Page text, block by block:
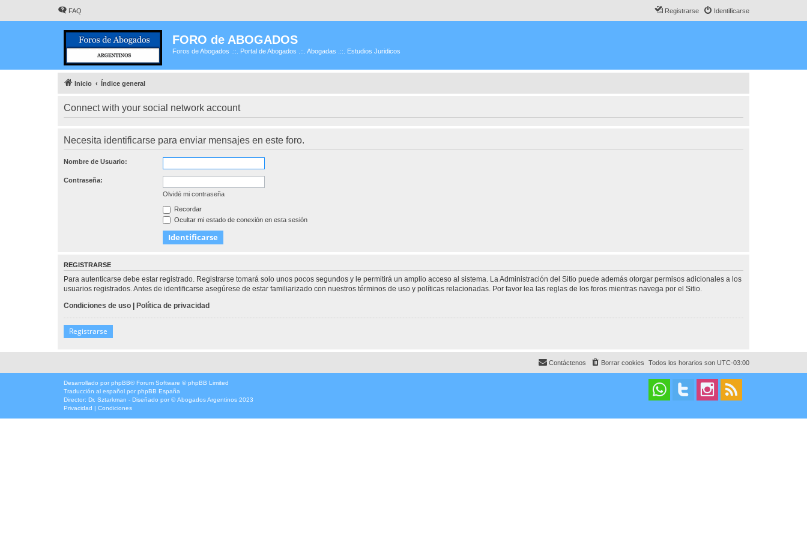
FAQ Identificarse
Registrarse
FORO de ABOGADOS
Foros de Abogados .::. Portal de Abogados .::. Abogadas .::. Estudios Juridicos
Inicio Índice general
Connect with your social network account
Necesita identificarse para enviar mensajes en este foro.
Nombre de Usuario:
Contraseña:
Olvidé mi contraseña
Recordar
Ocultar mi estado de conexión en esta sesión
REGISTRARSE
Para autenticarse debe estar registrado. Registrarse tomará solo unos pocos segundos y le permitirá un amplio acceso al sistema. La Administración del Sitio puede además otorgar permisos adicionales a los
usuarios registrados. Antes de identificarse asegúrese de estar familiarizado con nuestros términos de uso y políticas relacionadas. Por favor lea las reglas de los foros mientras navega por el Sitio.
Condiciones de uso | Política de privacidad
Registrarse
Todos los horarios son UTC-03:00
Borrar cookies
Contáctenos
Desarrollado por phpBB® Forum Software © phpBB Limited
Traducción al español por phpBB España
Director: Dr. Sztarkman - Diseñado por ©Abogados Argentinos 2023
Privacidad | Condiciones